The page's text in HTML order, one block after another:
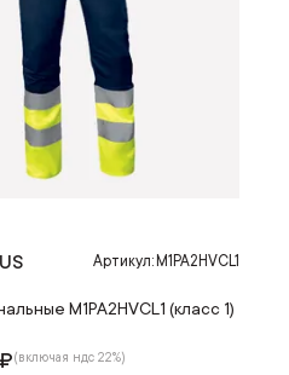
Артикул: M1PA2HVCL1
M1PA2HVCL1 (класс 1)
(включая ндс 22%)